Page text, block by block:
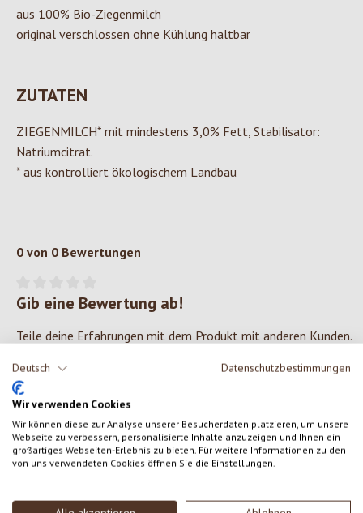
Deutsch Datenschutzbestimmungen
Wir verwenden Cookies
Wir können diese zur Analyse unserer Besucherdaten platzieren, um unsere
Webseite zu verbessern, personalisierte Inhalte anzuzeigen und Ihnen ein
großartiges Webseiten-Erlebnis zu bieten. Für weitere Informationen zu den
von uns verwendeten Cookies öffnen Sie die Einstellungen.
aus 100% Bio-Ziegenmilch
original verschlossen ohne Kühlung haltbar
ZUTATEN
ZIEGENMILCH* mit mindestens 3,0% Fett, Stabilisator:
Natriumcitrat.
* aus kontrolliert ökologischem Landbau
0 von 0 Bewertungen
Durchschnittliche Bewertung von 0 von 5 Sternen
Gib eine Bewertung ab!
Teile deine Erfahrungen mit dem Produkt mit anderen Kunden.
Bewertungen nur in der aktuellen Sprache anzeigen.